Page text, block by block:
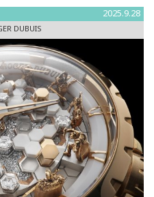
受け
2025.9.28
DUBUIS